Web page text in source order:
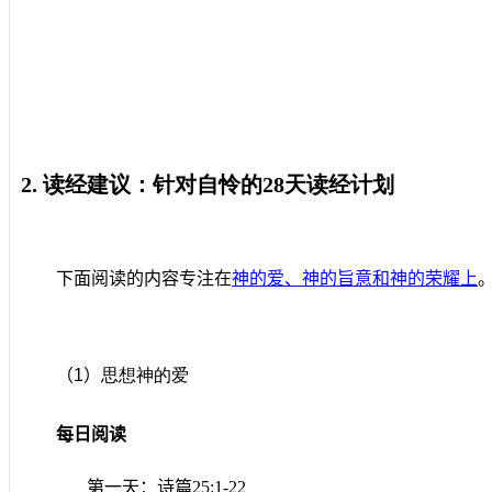
2. 读经建议：针对自怜的28天读经计划
下面阅读的内容专注在神的爱、神的旨意和神的荣耀上
（1） 思想神的爱
每日阅读
第一天：诗篇25:1-22